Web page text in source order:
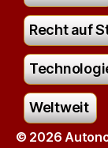
Recht auf
Weltweit
© 2026